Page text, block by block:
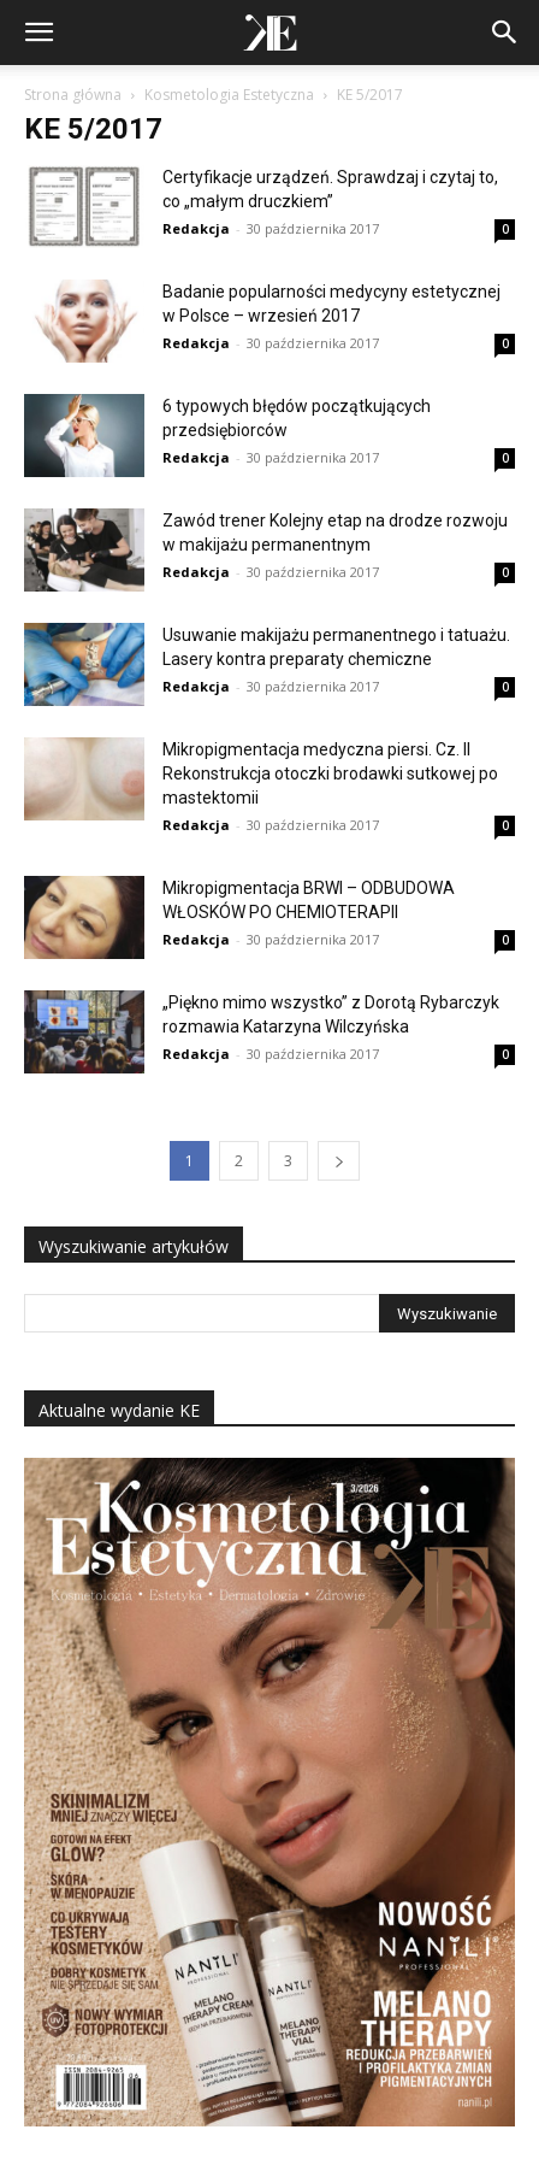
Strona główna Kosmetologia Estetyczna KE 5/2017
KE 5/2017
Certyfikacje urządzeń. Sprawdzaj i czytaj to,
co „małym druczkiem”
Redakcja - 30 października 2017 0
Badanie popularności medycyny estetycznej
w Polsce – wrzesień 2017
Redakcja - 30 października 2017 0
6 typowych błędów początkujących
przedsiębiorców
Redakcja - 30 października 2017 0
Zawód trener Kolejny etap na drodze rozwoju
w makijażu permanentnym
Redakcja - 30 października 2017 0
Usuwanie makijażu permanentnego i tatuażu.
Lasery kontra preparaty chemiczne
Redakcja - 30 października 2017 0
Mikropigmentacja medyczna piersi. Cz. II
Rekonstrukcja otoczki brodawki sutkowej po
mastektomii
Redakcja - 30 października 2017 0
Mikropigmentacja BRWI – ODBUDOWA
WŁOSKÓW PO CHEMIOTERAPII
Redakcja - 30 października 2017 0
„Piękno mimo wszystko” z Dorotą Rybarczyk
rozmawia Katarzyna Wilczyńska
Redakcja - 30 października 2017 0
1 2 3
Wyszukiwanie artykułów
Aktualne wydanie KE